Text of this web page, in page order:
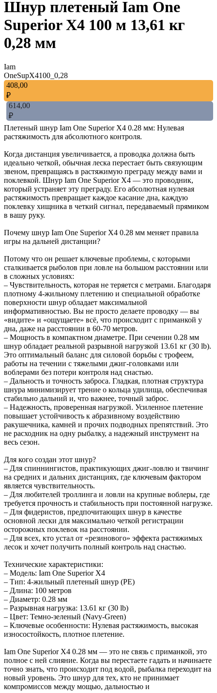
Шнур плетеный Iam One
Superior X4 100 м 13,61 кг
0,28 мм
Iam
OneSupX4100_0,28
408,00
₽
614,00
₽
Плетеный шнур Iam One Superior X4 0.28 мм: Нулевая
растяжимость для абсолютного контроля.
Когда дистанция увеличивается, а проводка должна быть
идеально четкой, обычная леска перестает быть связующим
звеном, превращаясь в растяжимую преграду между вами и
поклевкой. Шнур Iam One Superior X4 — это проводник,
который устраняет эту преграду. Его абсолютная нулевая
растяжимость превращает каждое касание дна, каждую
поклевку хищника в четкий сигнал, передаваемый прямиком
в вашу руку.
Почему шнур Iam One Superior X4 0.28 мм меняет правила
игры на дальней дистанции?
Потому что он решает ключевые проблемы, с которыми
сталкивается рыболов при ловле на большом расстоянии или
в сложных условиях:
– Чувствительность, которая не теряется с метрами. Благодаря
плотному 4-жильному плетению и специальной обработке
поверхности шнур обладает максимальной
информативностью. Вы не просто делаете проводку — вы
«видите» и «ощущаете» всё, что происходит с приманкой у
дна, даже на расстоянии в 60-70 метров.
– Мощность в компактном диаметре. При сечении 0.28 мм
шнур обладает реальной разрывной нагрузкой 13.61 кг (30 lb).
Это оптимальный баланс для силовой борьбы с трофеем,
работы на течении с тяжелыми джиг-головками или
воблерами без потери контроля над снастью.
– Дальность и точность заброса. Гладкая, плотная структура
шнура минимизирует трение о кольца удилища, обеспечивая
стабильно дальний и, что важнее, точный заброс.
– Надежность, проверенная нагрузкой. Усиленное плетение
повышает устойчивость к абразивному воздействию
ракушечника, камней и прочих подводных препятствий. Это
не расходник на одну рыбалку, а надежный инструмент на
весь сезон.
Для кого создан этот шнур?
– Для спиннингистов, практикующих джиг-ловлю и твичинг
на средних и дальних дистанциях, где ключевым фактором
является чувствительность.
– Для любителей троллинга и ловли на крупные воблеры, где
требуется прочность и стабильность при постоянной нагрузке.
– Для фидеристов, предпочитающих шнур в качестве
основной лески для максимально четкой регистрации
осторожных поклевок на расстоянии.
– Для всех, кто устал от «резинового» эффекта растяжимых
лесок и хочет получить полный контроль над снастью.
Технические характеристики:
– Модель: Iam One Superior X4
– Тип: 4-жильный плетеный шнур (PE)
– Длина: 100 метров
– Диаметр: 0.28 мм
– Разрывная нагрузка: 13.61 кг (30 lb)
– Цвет: Темно-зеленый (Navy-Green)
– Ключевые особенности: Нулевая растяжимость, высокая
износостойкость, плотное плетение.
Iam One Superior X4 0.28 мм — это не связь с приманкой, это
полное с ней слияние. Когда вы перестаете гадать и начинаете
точно знать, что происходит под водой, рыбалка переходит на
новый уровень. Это шнур для тех, кто не принимает
компромиссов между мощью, дальностью и